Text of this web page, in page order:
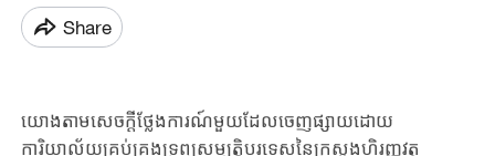
Share
យោងតាមសេចក្តីថ្លែងការណ៍មួយដែលចេញផ្សាយដោយ
ការិយាល័យគ្រប់គ្រងទ្រព្យសម្បត្តិបរទេសនៃក្រសួងហិរញ្ញវត្ថុ